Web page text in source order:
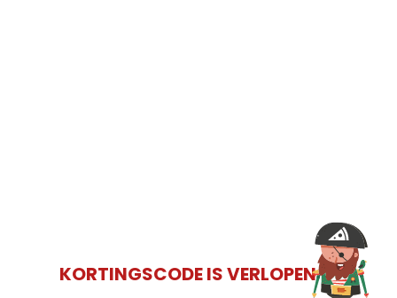
KORTINGSCODE IS VERLOPEN 😞